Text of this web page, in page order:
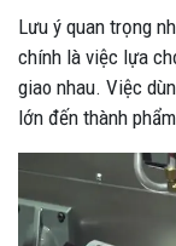
Lưu ý quan trọng
chính là việc lựa
giao nhau. Việc
lớn đến thành